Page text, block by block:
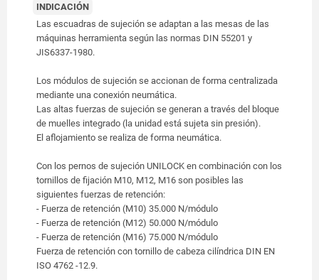
INDICACIÓN
Las escuadras de sujeción se adaptan a las mesas de las
máquinas herramienta según las normas DIN 55201 y
JIS6337-1980.
Los módulos de sujeción se accionan de forma centralizada
mediante una conexión neumática.
Las altas fuerzas de sujeción se generan a través del bloque
de muelles integrado (la unidad está sujeta sin presión).
El aflojamiento se realiza de forma neumática.
Con los pernos de sujeción UNILOCK en combinación con los
tornillos de fijación M10, M12, M16 son posibles las
siguientes fuerzas de retención:
- Fuerza de retención (M10) 35.000 N/módulo
- Fuerza de retención (M12) 50.000 N/módulo
- Fuerza de retención (M16) 75.000 N/módulo
Fuerza de retención con tornillo de cabeza cilíndrica DIN EN
ISO 4762 -12.9.